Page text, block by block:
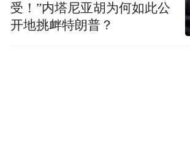
受！”内塔尼亚胡为何如此公
开地挑衅特朗普？